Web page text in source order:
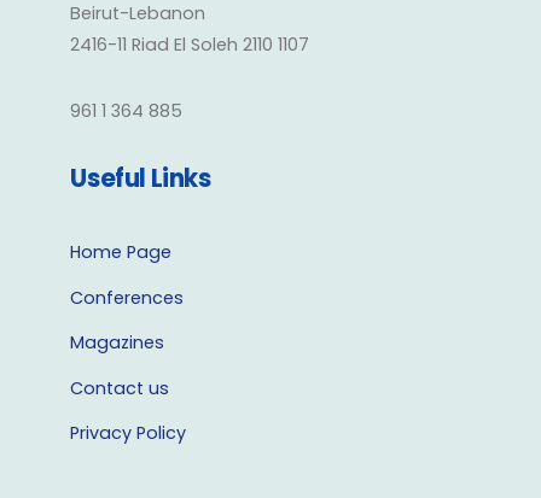
Beirut-Lebanon
2416-11 Riad El Soleh 2110 1107
961 1 364 885
Useful Links
Home Page
Conferences
Magazines
Contact us
Privacy Policy